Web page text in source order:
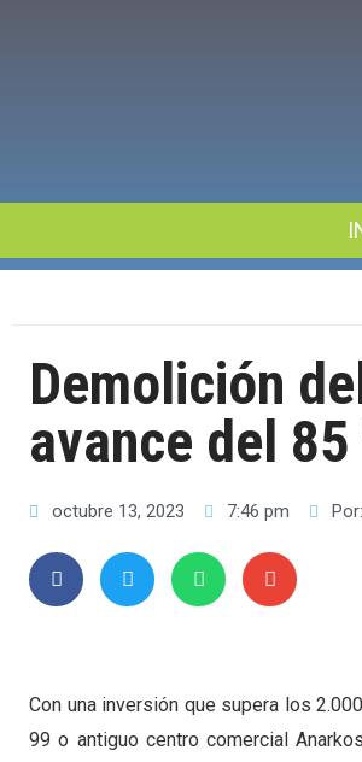
Demolición
avance del 85
octubre 13, 2023 7:46 pm Por:
Con una inversión que supera los
99 o antiguo centro comercial